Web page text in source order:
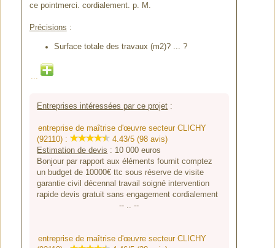
ce pointmerci. cordialement. p. M.
Précisions :
Surface totale des travaux (m2)? ... ?
Entreprises intéressées par ce projet :
entreprise de maîtrise d'œuvre secteur CLICHY
(92110) :
4.43/5 (98 avis)
Estimation de devis : 10 000 euros
Bonjour par rapport aux éléments fournit comptez
un budget de 10000€ ttc sous réserve de visite
garantie civil décennal travail soigné intervention
rapide devis gratuit sans engagement cordialement
-- .. --
entreprise de maîtrise d'œuvre secteur CLICHY